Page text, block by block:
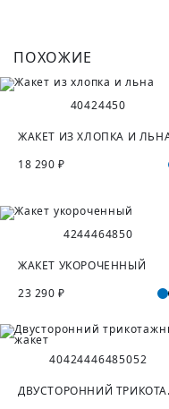
ПОХОЖИЕ
40424450
ЖАКЕТ ИЗ ХЛОПКА И
18 290 ₽
4244464850
ЖАКЕТ УКОРОЧЕННЫЙ
23 290 ₽
40424446485052